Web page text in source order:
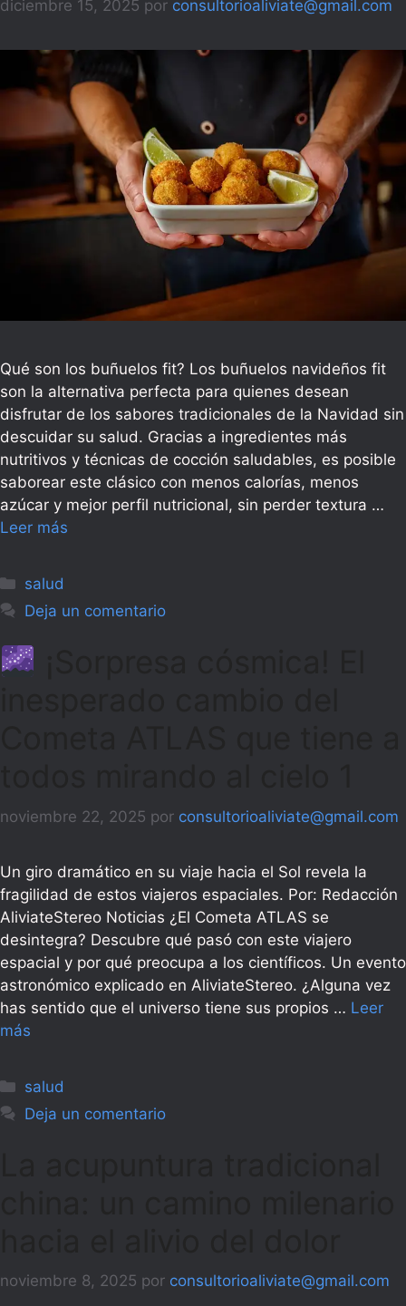
diciembre 15, 2025 por consultorioaliviate@gmail.com
Qué son los buñuelos fit? Los buñuelos navideños fit
son la alternativa perfecta para quienes desean
disfrutar de los sabores tradicionales de la Navidad sin
descuidar su salud. Gracias a ingredientes más
nutritivos y técnicas de cocción saludables, es posible
saborear este clásico con menos calorías, menos
azúcar y mejor perfil nutricional, sin perder textura …
Leer más
Categorías
salud
Deja un comentario
noviembre 22, 2025 por consultorioaliviate@gmail.com
Un giro dramático en su viaje hacia el Sol revela la
fragilidad de estos viajeros espaciales. Por: Redacción
AliviateStereo Noticias ¿El Cometa ATLAS se
desintegra? Descubre qué pasó con este viajero
espacial y por qué preocupa a los científicos. Un evento
astronómico explicado en AliviateStereo. ¿Alguna vez
has sentido que el universo tiene sus propios … Leer
más
Categorías
salud
Deja un comentario
noviembre 8, 2025 por consultorioaliviate@gmail.com